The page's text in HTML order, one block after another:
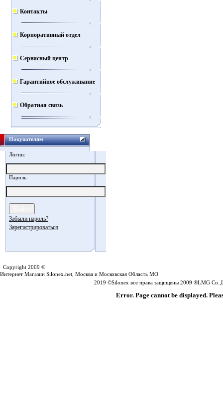
Контакты
Корпоративный отдел
Сервисный центр
Гарантийное обслуживание
Обратная связь
Покупателям
Логин:
Пароль:
Забыли пароль?
Зарегистрироваться
Copyright 2009 ©
Интернет Магазин Silonex.net, Москва и Московская Область МО
2019 ©Silonex все права защищены 2009 ®LMG
Error. Page cannot be displayed.